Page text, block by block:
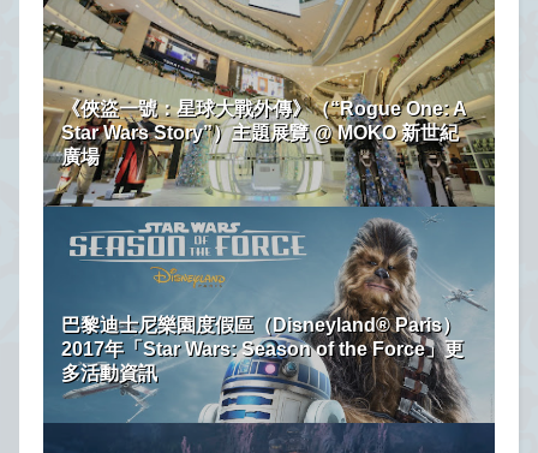
《俠盜一號：星球大戰外傳》（“Rogue One: A
Star Wars Story”）主題展覽 @ MOKO 新世紀
廣場
巴黎迪士尼樂園度假區（Disneyland® Paris）
2017年「Star Wars: Season of the Force」更
多活動資訊